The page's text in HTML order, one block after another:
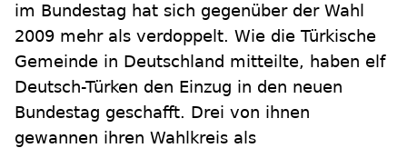
im Bundestag hat sich gegenüber der Wahl
2009 mehr als verdoppelt. Wie die Türkische
Gemeinde in Deutschland mitteilte, haben elf
Deutsch-Türken den Einzug in den neuen
Bundestag geschafft. Drei von ihnen
gewannen ihren Wahlkreis als